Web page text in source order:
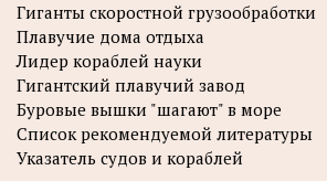
Гиганты скоростной грузообработки
Плавучие дома отдыха
Лидер кораблей науки
Гигантский плавучий завод
Буровые вышки "шагают" в море
Список рекомендуемой литературы
Указатель судов и кораблей